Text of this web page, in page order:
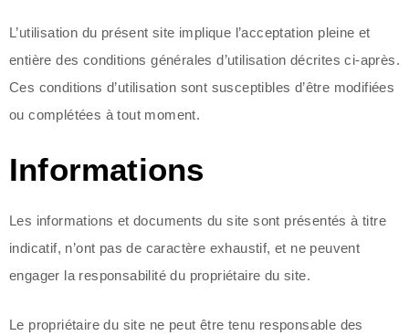
L’utilisation du présent site implique l’acceptation pleine et
entière des conditions générales d’utilisation décrites ci-après.
Ces conditions d’utilisation sont susceptibles d’être modifiées
ou complétées à tout moment.
Informations
Les informations et documents du site sont présentés à titre
indicatif, n’ont pas de caractère exhaustif, et ne peuvent
engager la responsabilité du propriétaire du site.
Le propriétaire du site ne peut être tenu responsable des